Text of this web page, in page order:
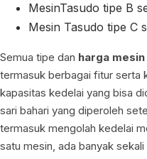
MesinTasudo tipe B
Mesin Tasudo tipe C
Semua tipe dan harga
termasuk berbagai fitur serta
kapasitas kedelai yang bisa
sari bahari yang diperoleh
termasuk mengolah kedelai
satu mesin, ada banyak